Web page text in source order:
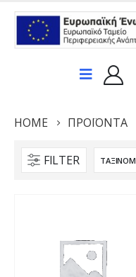
HOME ΠΡΟΪΌΝΤΑ
FILTER